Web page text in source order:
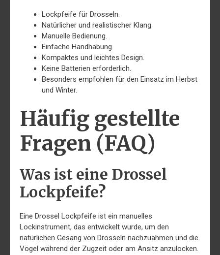
Lockpfeife für Drosseln.
Natürlicher und realistischer Klang.
Manuelle Bedienung.
Einfache Handhabung.
Kompaktes und leichtes Design.
Keine Batterien erforderlich.
Besonders empfohlen für den Einsatz im Herbst
und Winter.
Häufig gestellte
Fragen (FAQ)
Was ist eine Drossel
Lockpfeife?
Eine Drossel Lockpfeife ist ein manuelles
Lockinstrument, das entwickelt wurde, um den
natürlichen Gesang von Drosseln nachzuahmen und die
Vögel während der Zugzeit oder am Ansitz anzulocken.